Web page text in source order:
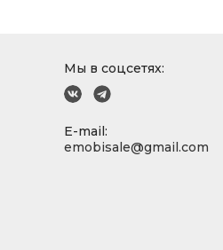
Мы в соцсетях:
E-mail:
emobisale@gmail.com